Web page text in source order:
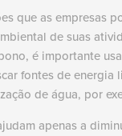
que as empresas
de suas
é importante
fontes de energia
de água, por
apenas a